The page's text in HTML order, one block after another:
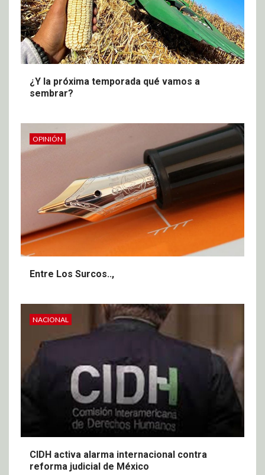
¿Y la próxima temporada qué vamos a
sembrar?
OPINIÓN
Entre Los Surcos..,
NACIONAL
CIDH activa alarma internacional contra
reforma judicial de México